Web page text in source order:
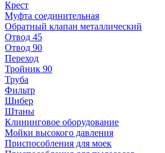
Крест
Муфта соединительная
Обратный клапан металлический
Отвод 45
Отвод 90
Переход
Тройник 90
Труба
Фильтр
Шибер
Штаны
Клининговое оборудование
Мойки высокого давления
Приспособления для моек